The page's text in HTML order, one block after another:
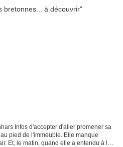
Infos d'accepter d'aller promener sa
pied de l'immeuble. Elle manque
Et, le matin, quand elle a entendu à la